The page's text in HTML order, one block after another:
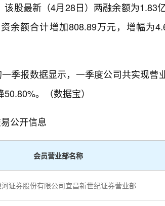
该股最新（4月28日）两融余额为1.83
余额合计增加808.89万元，增幅为
季报数据显示，一季度公司共实现营
。（数据宝）
公开信息
会员营业部名称
证券股份有限公司宜昌新世纪证券营业部